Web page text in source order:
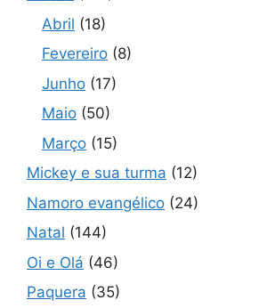
Abril (18)
Fevereiro (8)
Junho (17)
Maio (50)
Março (15)
Mickey e sua turma (12)
Namoro evangélico (24)
Natal (144)
Oi e Olá (46)
Paquera (35)